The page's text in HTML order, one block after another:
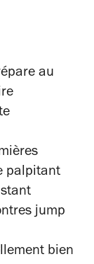
au
palpitant
jump
bien